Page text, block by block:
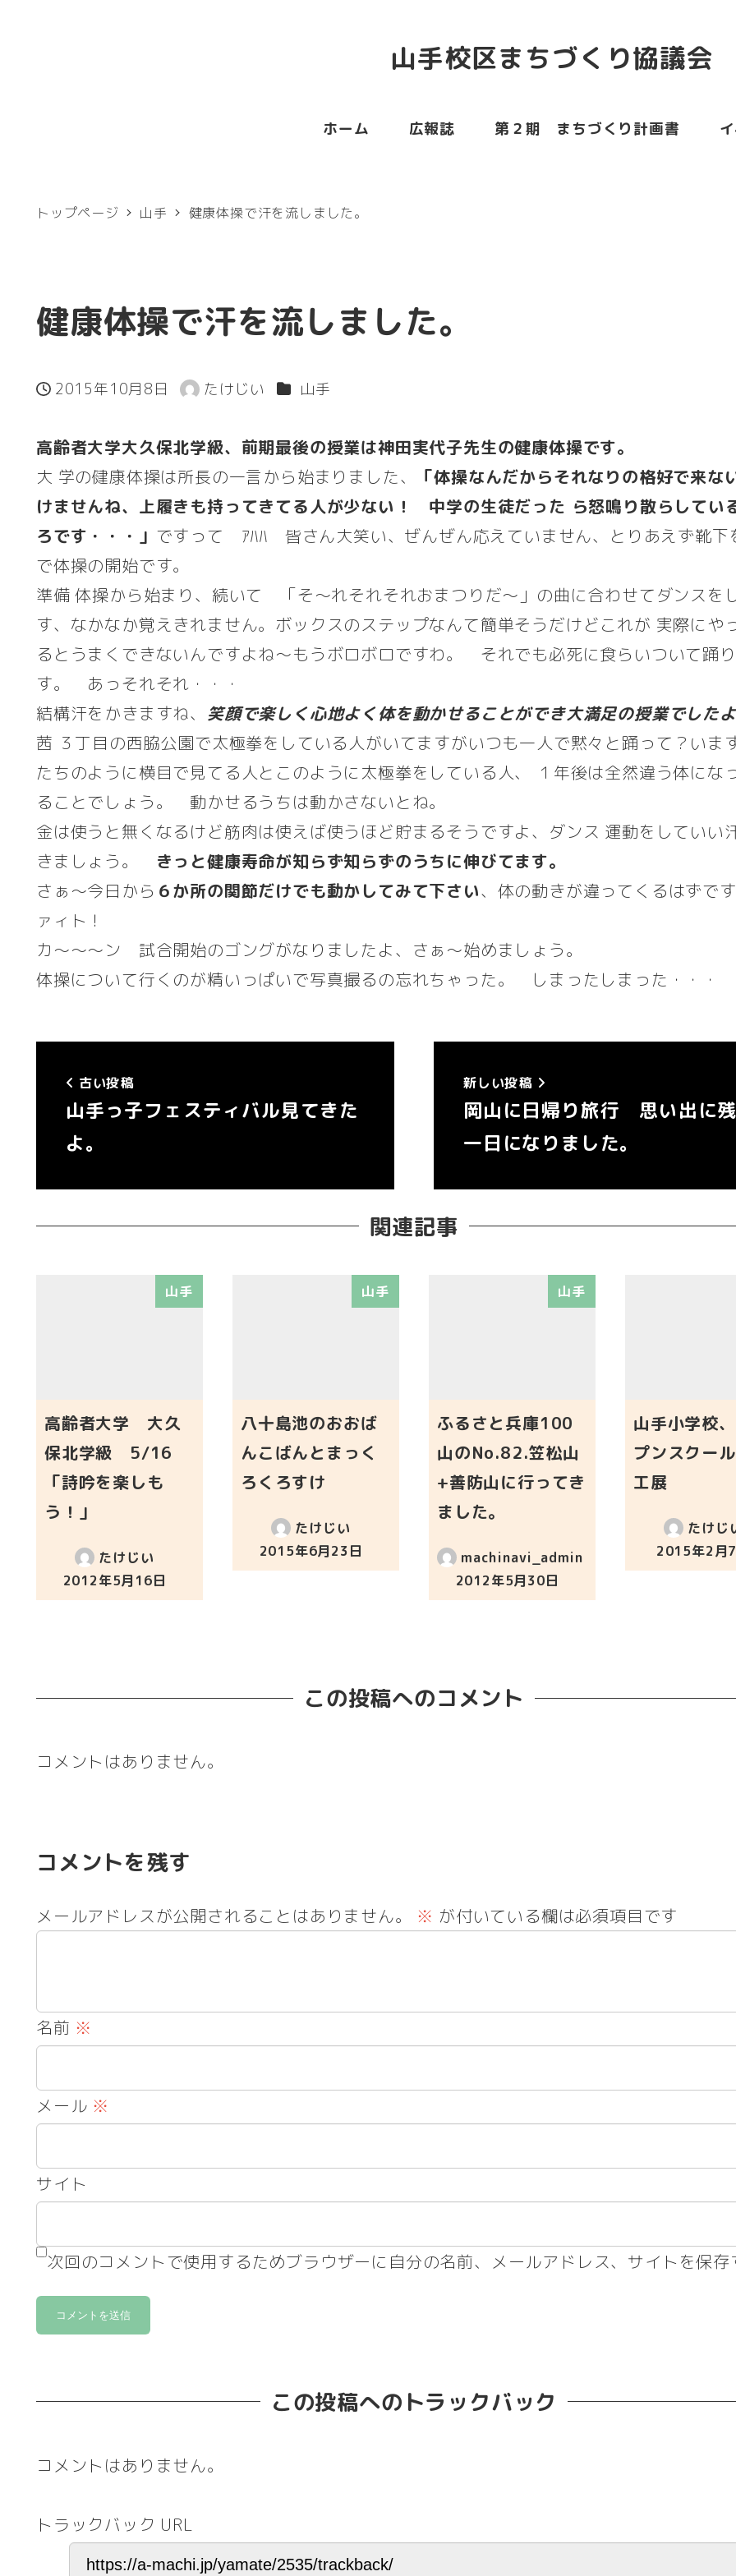
山手校区まちづくり協議会
ホーム 広報誌 第２期 まちづくり計画書
トップページ 山手 健康体操で汗を流しました。
健康体操で汗を流しました。
投稿日
2015年10月8日
著
たけじい カテゴリー
山手
高齢者大学大久保北学級、前期最後の授業は神田実代子先生の健康体操です。
大 学の健康体操は所長の一言から始まりました、
「体操なんだからそれなりの格好で来な
けませんね、上履きも持ってきてる人が少ない！ 中学の生徒だった ら怒鳴り散らしてい
ろです・・・」 ですって ｱﾊﾊ 皆さん大笑い、ぜんぜん応えていません、とりあえず靴下
で体操の開始です。
準備 体操から始まり、続いて 「そ～れそれそれおまつりだ～」の曲に合わせてダンスを
す、なかなか覚えきれません。ボックスのステップなんて簡単そうだけどこれが 実際にや
るとうまくできないんですよね～もうボロボロですわ。 それでも必死に食らいついて踊
す。 あっそれそれ・・・
結構汗をかきますね、 笑顔で楽しく心地よく体を動かせることができ大満足の授業でした
茜 ３丁目の西脇公園で太極拳をしている人がいてますがいつも一人で黙々と踊って？いま
たちのように横目で見てる人とこのように太極拳をしている人、 １年後は全然違う体にな
ることでしょう。 動かせるうちは動かさないとね。
金は使うと無くなるけど筋肉は使えば使うほど貯まるそうですよ、ダンス 運動をしていい
きましょう。 きっと健康寿命が知らず知らずのうちに伸びてます。
さぁ～今日から ６か所の関節だけでも動かしてみて下さい、体の動きが違ってくるはずで
ァィト！
カ～～～ン 試合開始のゴングがなりましたよ、さぁ～始めましょう。
体操について行くのが精いっぱいで写真撮るの忘れちゃった。 しまったしまった・・・
古い投稿
山手っ子フェスティバル見てきた
よ。
新しい投稿
岡山に日帰り旅行 思い出に
一日になりました。
関連記事
山手
高齢者大学 大久
保北学級 5/16
「詩吟を楽しも
う！」
たけじい
投稿日
2012年5月16日
山手
八十島池のおおば
んこばんとまっく
ろくろすけ
たけじい
投稿日
2015年6月23日
山手
ふるさと兵庫100
山のNo.82.笠松山
+善防山に行ってき
ました。
machinavi_admin
投稿日
2012年5月30日
山手小学校
プンスクー
工展
たけじ
投稿日
2015年2月
この投稿へのコメント
コメントはありません。
コメントを残す
メールアドレスが公開されることはありません。 ※ が付いている欄は必須項目です
名前 ※
メール ※
サイト
次回のコメントで使用するためブラウザーに自分の名前、メールアドレス、サイトを保存
この投稿へのトラックバック
コメントはありません。
トラックバック URL